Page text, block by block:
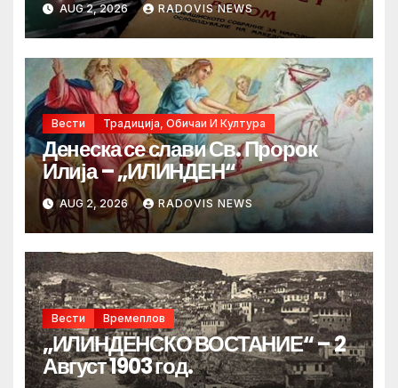
AUG 2, 2026 RADOVIS NEWS
Вести Традиција, Обичаи И Култура
Денеска се слави Св. Пророк
Илија – „ИЛИНДЕН“
AUG 2, 2026 RADOVIS NEWS
Вести Времеплов
„ИЛИНДЕНСКО ВОСТАНИЕ“ – 2
Август 1903 год.